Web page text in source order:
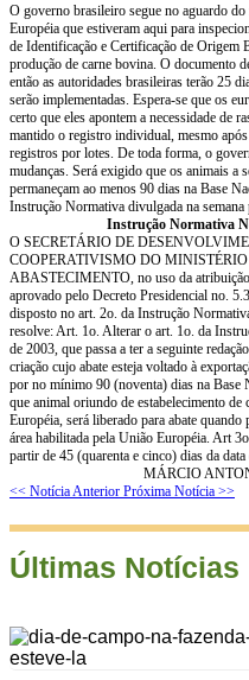
O governo brasileiro segue no aguardo
Européia que estiveram aqui para
de Identificação e Certificação de Origem
produção de carne bovina. O documento
então as autoridades brasileiras terão 25
serão implementadas. Espera-se que os
certo que eles apontem a necessidade de
mantido o registro individual, mesmo
registros por lotes. De toda forma, o
mudanças. Será exigido que os animais a
permaneçam ao menos 90 dias na Base
Instrução Normativa divulgada na semana
Instrução Normativa
O SECRETÁRIO DE
COOPERATIVISMO DO
ABASTECIMENTO, no uso da
aprovado pelo Decreto Presidencial no.
disposto no art. 2o. da Instrução
resolve: Art. 1o. Alterar o art. 1o. da
de 2003, que passa a ter a seguinte
criação cujo abate esteja voltado à
por no mínimo 90 (noventa) dias na
que animal oriundo de estabelecimento
Européia, será liberado para abate
área habilitada pela União Européia. Art
partir de 45 (quarenta e cinco) dias da data
MÁRCIO
<< Notícia Anterior Próxima Notícia >>
Últimas Notícias